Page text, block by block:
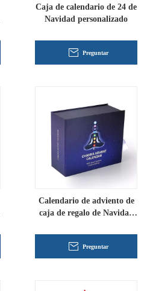
Caja de calendario de 24 de
Navidad personalizado
Preguntar
Calendario de adviento de
caja de regalo de Navidad
Preguntar